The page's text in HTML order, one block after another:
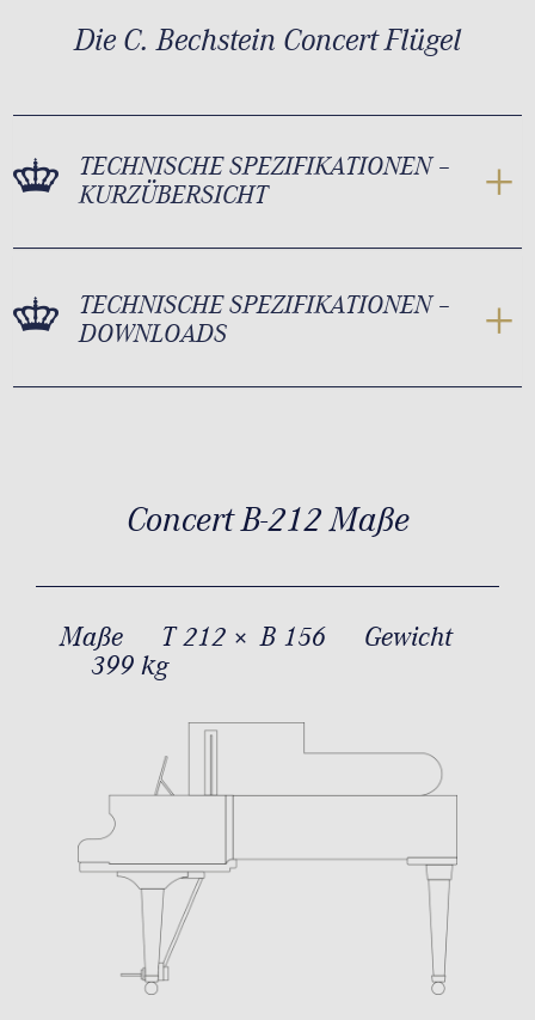
Die C. Bechstein Concert Flügel
TECHNISCHE SPEZIFIKATIONEN –
KURZÜBERSICHT
TECHNISCHE SPEZIFIKATIONEN –
DOWNLOADS
Concert B-212 Maße
Maße T 212 × B 156
Gewicht
399 kg